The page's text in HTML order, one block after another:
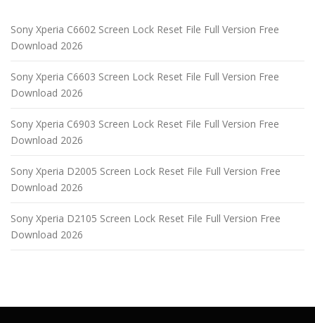
Sony Xperia C6602 Screen Lock Reset File Full Version Free
Download 2026
Sony Xperia C6603 Screen Lock Reset File Full Version Free
Download 2026
Sony Xperia C6903 Screen Lock Reset File Full Version Free
Download 2026
Sony Xperia D2005 Screen Lock Reset File Full Version Free
Download 2026
Sony Xperia D2105 Screen Lock Reset File Full Version Free
Download 2026